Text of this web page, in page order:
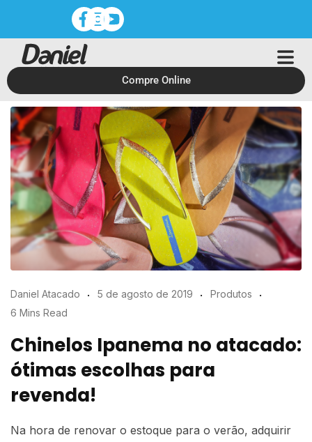
Compre Online
Daniel Atacado 5 de agosto de 2019
Produtos
6 Mins Read
Chinelos Ipanema no atacado:
ótimas escolhas para
revenda!
Na hora de renovar o estoque para o verão, adquirir